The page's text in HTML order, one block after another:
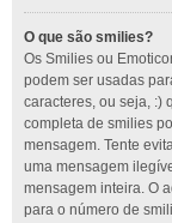
O que são smilies?
Os Smilies ou
podem ser usadas
caracteres, ou seja, :)
completa de smilies
mensagem. Tente
uma mensagem
mensagem inteira. O
para o número de